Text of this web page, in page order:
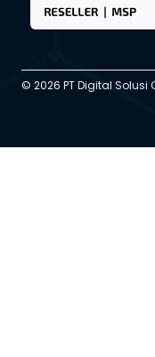
© 2026 PT Digital Solusi